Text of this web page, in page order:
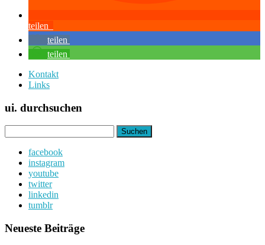
teilen
teilen
teilen
Kontakt
Links
ui. durchsuchen
nach:
facebook
instagram
youtube
twitter
linkedin
tumblr
Neueste Beiträge